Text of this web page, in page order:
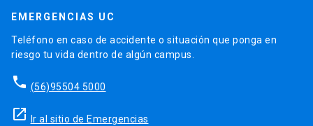
EMERGENCIAS UC
Teléfono en caso de accidente o situación que ponga en
riesgo tu vida dentro de algún campus.
phone (56)95504 5000
launch Ir al sitio de Emergencias